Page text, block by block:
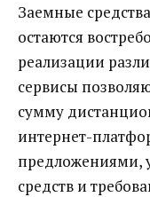
Заемные
остаются
реализации
сервисы
сумму
интернет-
предложениями,
средств и